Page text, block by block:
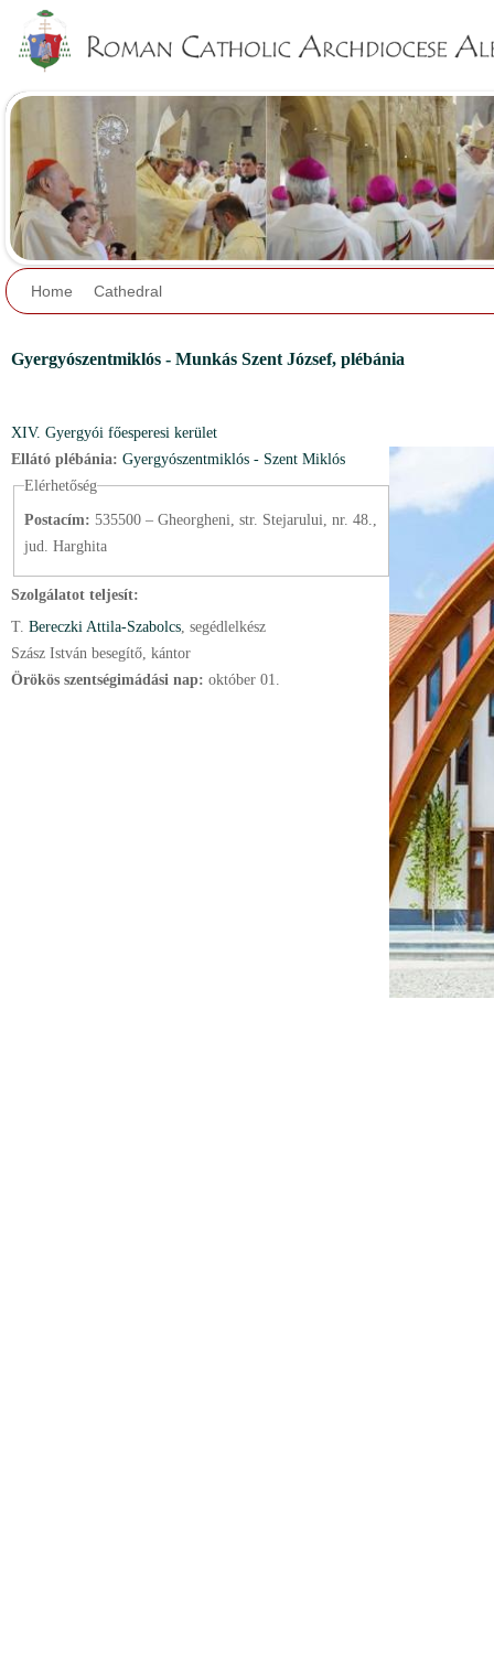
Home Cathedral
Gyergyószentmiklós - Munkás Szent József, plébánia
XIV. Gyergyói főesperesi kerület
Ellátó plébánia: Gyergyószentmiklós - Szent Miklós
Elérhetőség
Postacím: 535500 – Gheorgheni, str. Stejarului, nr. 48.,
jud. Harghita
Szolgálatot teljesít:
T. Bereczki Attila-Szabolcs , segédlelkész
Szász István besegítő, kántor
Örökös szentségimádási nap: október 01.